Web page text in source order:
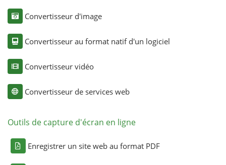
Convertisseur d'image
Convertisseur au format natif d'un logiciel
Convertisseur vidéo
Convertisseur de services web
Outils de capture d'écran en ligne
Enregistrer un site web au format PDF